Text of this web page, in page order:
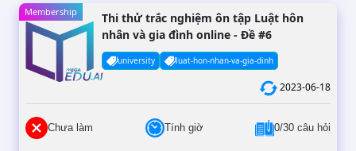
Membership
Thi thử trắc nghiệm ôn tập Luật hôn
nhân và gia đình online - Đề #6
university luat-hon-nhan-va-gia-dinh
2023-06-18
Chưa làm Tính giờ 0/30 câu hỏi